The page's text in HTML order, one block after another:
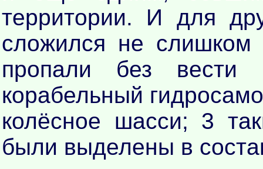
территории. И для
сложился не
пропали без
корабельный
колёсное шасси; 3
были выделены в